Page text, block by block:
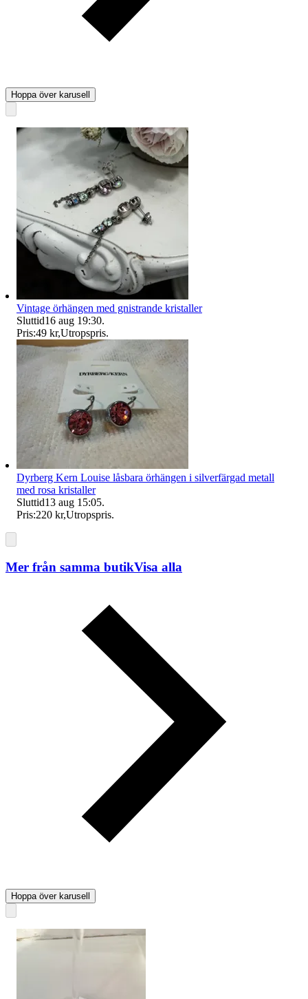
Hoppa över karusell
Vintage örhängen med gnistrande kristaller
Sluttid16 aug 19:30.
Pris:49 kr,Utropspris.
Dyrberg Kern Louise låsbara örhängen i silverfärgad metall
med rosa kristaller
Sluttid13 aug 15:05.
Pris:220 kr,Utropspris.
Mer från samma butikVisa alla
Hoppa över karusell